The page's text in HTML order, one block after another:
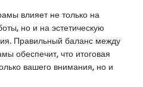
влияет не только на
но и на эстетическую
Правильный баланс между
обеспечит, что итоговая
вашего внимания, но и